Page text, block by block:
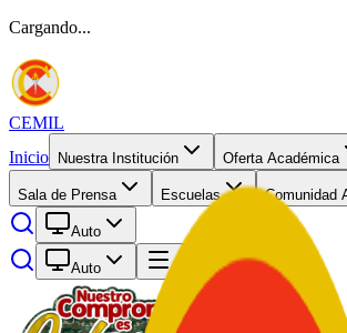
Cargando...
CEMIL
Inicio
Nuestra Institución Oferta Académica
Sala de Prensa Escuelas Comunidad
Auto
Auto Abrir menú